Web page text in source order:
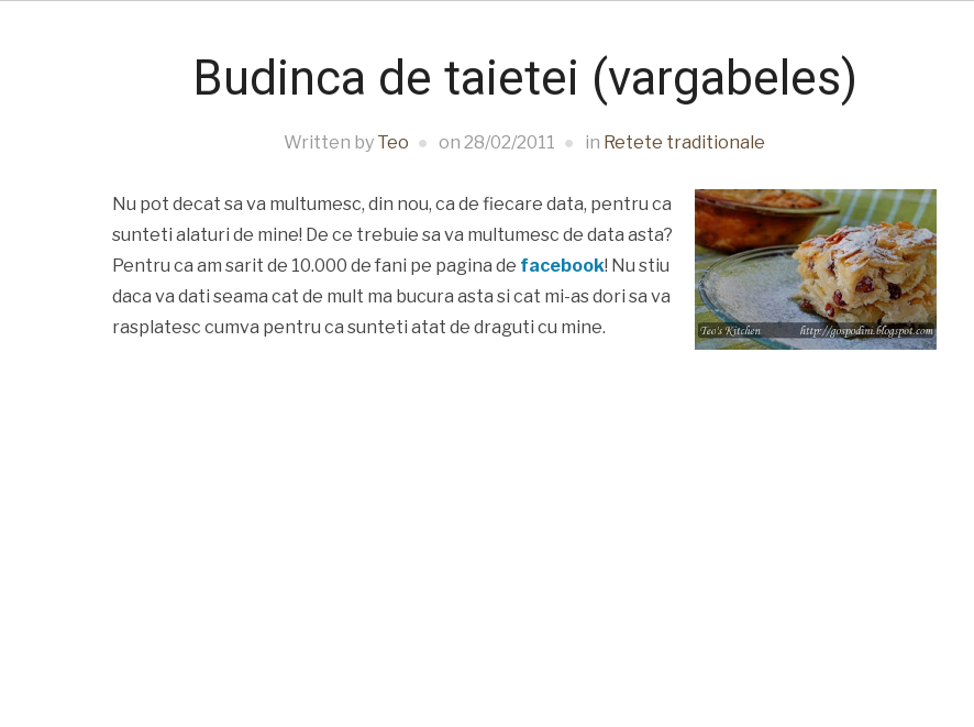
Budinca de taietei (vargabeles)
Written by Teo on 28/02/2011 in Retete traditionale
Nu pot decat sa va multumesc, din nou, ca de fiecare data, pentru ca
sunteti alaturi de mine! De ce trebuie sa va multumesc de data asta?
Pentru ca am sarit de 10.000 de fani pe pagina de facebook! Nu stiu
daca va dati seama cat de mult ma bucura asta si cat mi-as dori sa va
rasplatesc cumva pentru ca sunteti atat de draguti cu mine.